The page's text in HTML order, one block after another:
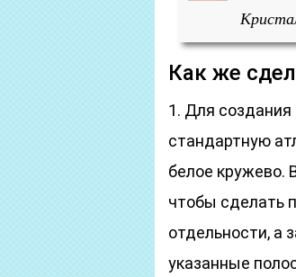
Как же
1. Для
стандартную
белое кружево.
чтобы сделать
отдельности, а
указанные